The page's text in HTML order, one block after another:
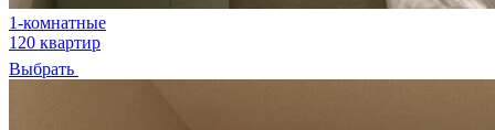
1-комнатные
120 квартир
Выбрать